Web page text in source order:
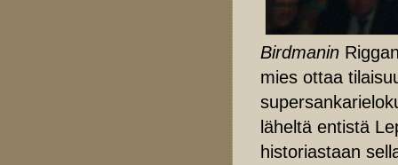
Birdmanin
mies ottaa
läheltä entistä
historiastaan